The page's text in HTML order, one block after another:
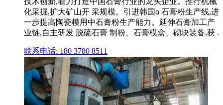
化采掘,扩大矿山开 采规模。引进韩国α 石膏粉生产线,进
一步提高陶瓷模用中石膏粉生产能力。延伸石膏加工产
业链,自主研发 脱硫石膏 制粉、石膏模盒、砌块装备,获 .
联系电话: 180 3780 8511